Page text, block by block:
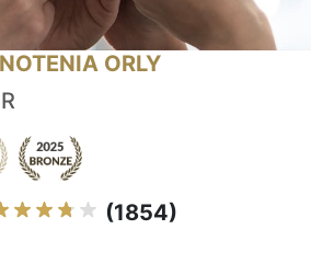
ORLY
(1854)